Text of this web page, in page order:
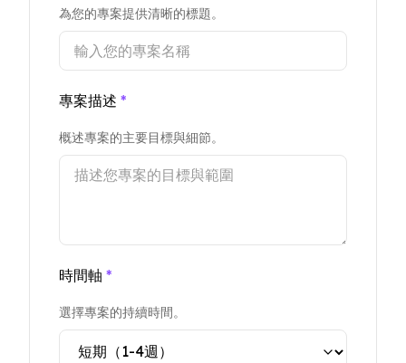
為您的專案提供清晰的標題。
專案描述 *
概述專案的主要目標與細節。
時間軸 *
選擇專案的持續時間。